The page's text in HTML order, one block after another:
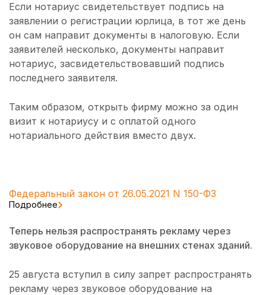
Если нотариус свидетельствует подпись на
заявлении о регистрации юрлица, в тот же день
он сам направит документы в налоговую. Если
заявителей несколько, документы направит
нотариус, засвидетельствовавший подпись
последнего заявителя.
Таким образом, открыть фирму можно за один
визит к нотариусу и с оплатой одного
нотариального действия вместо двух.
Федеральный закон от 26.05.2021 N 150-ФЗ
Подробнее
Теперь нельзя распространять рекламу через
звуковое оборудование на внешних стенах зданий.
25 августа вступил в силу запрет распространять
рекламу через звуковое оборудование на